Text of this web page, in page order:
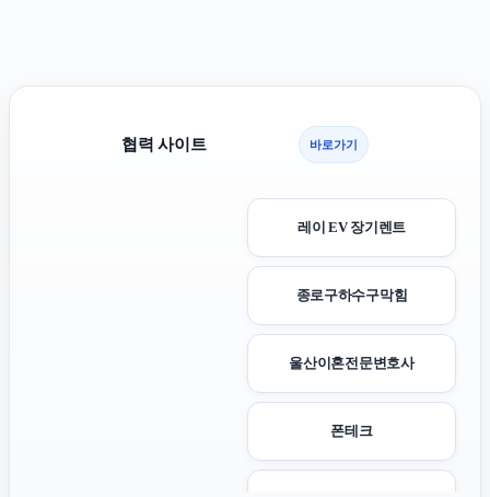
협력 사이트 바로가기
레이 EV 장기렌트
종로구하수구막힘
울산이혼전문변호사
폰테크